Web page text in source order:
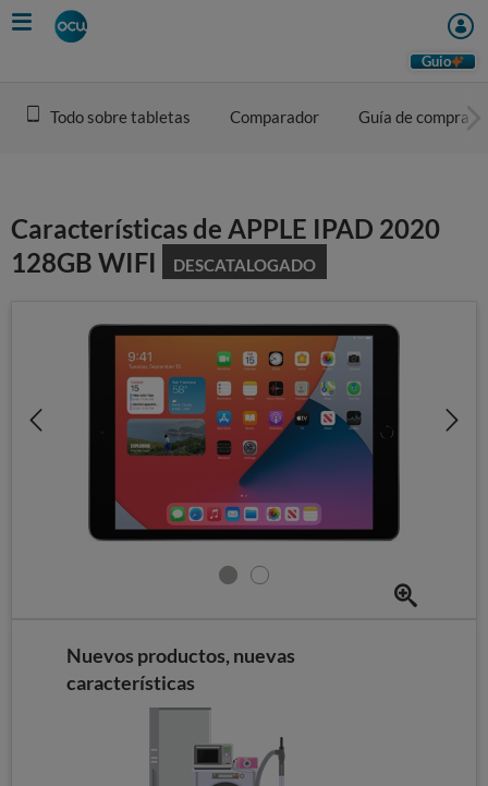
Skip
to
Guio
Todo sobre tabletas Comparador Guía de compra
Características de APPLE IPAD 2020
128GB WIFI
DESCATALOGADO
Nuevos productos, nuevas
características